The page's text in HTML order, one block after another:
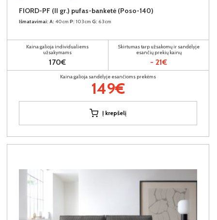
FIORD-PF (II gr.) pufas-banketė (Poso-140)
Išmatavimai: A: 40cm P: 103cm G: 63cm
Kaina galioja individualiems
užsakymams
170€
Skirtumas tarp užsakomų ir sandėlyje
esančių prekių kainų
- 21€
Kaina galioja sandėlyje esančioms prekėms
149€
Į krepšelį